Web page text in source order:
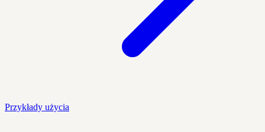
Przykłady użycia